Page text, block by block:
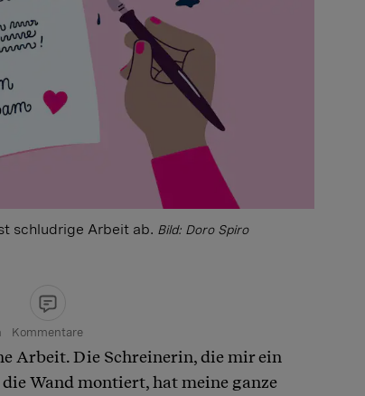
schludrige Arbeit ab. Bild: Doro Spiro
Kommentare
Arbeit. Die Schreinerin, die mir ein
Wand montiert, hat meine ganze